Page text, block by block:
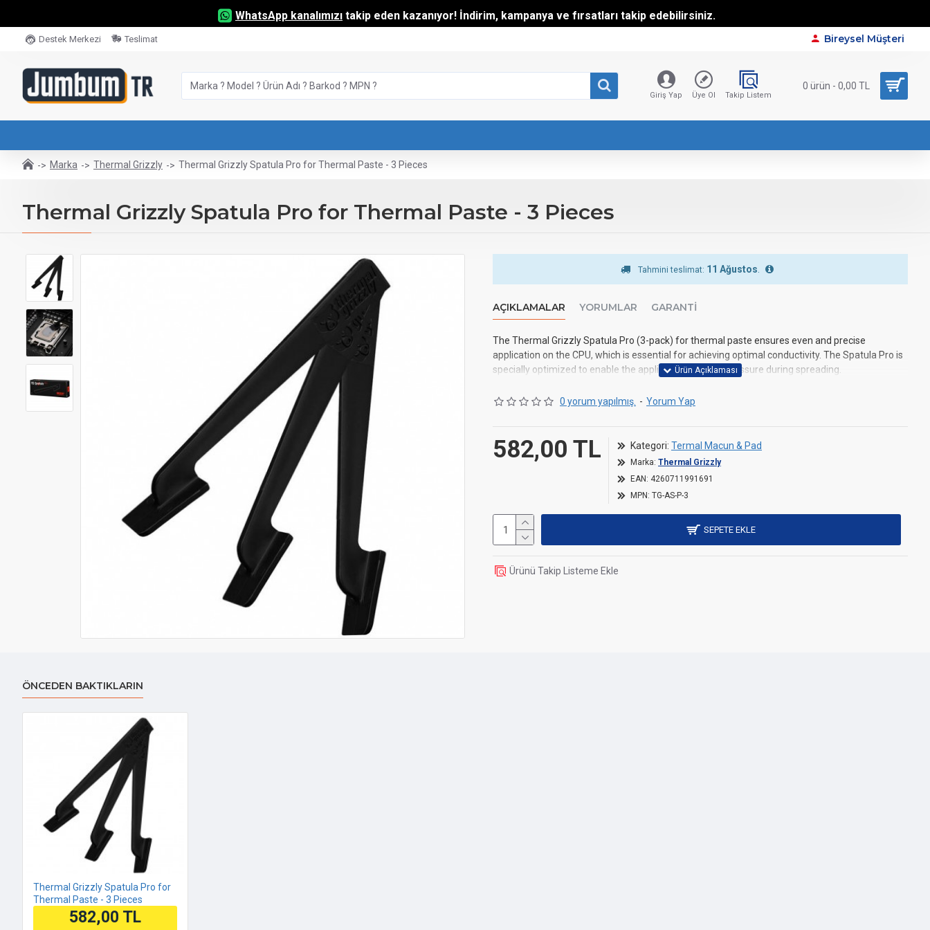
WhatsApp kanalımızı takip eden kazanıyor! İndirim, kampanya ve fırsatları takip edebilirsiniz.
Destek Merkezi Teslimat Bireysel Müşteri
Giriş Yap Üye Ol Takip Listem
0 ürün - 0,00 TL
Marka Thermal Grizzly Thermal Grizzly Spatula Pro for Thermal Paste - 3 Pieces
Thermal Grizzly Spatula Pro for Thermal Paste - 3 Pieces
Tahmini teslimat: 11 Ağustos
AÇIKLAMALAR YORUMLAR GARANTI
The Thermal Grizzly Spatula Pro (3-pack) for thermal paste ensures even and precise
application on the CPU, which is essential for achieving optimal conductivity. The Spatula Pro is
specially optimized to enable the application of more pressure during spreading.
0 yorum yapılmış. - Yorum Yap
582,00 TL Kategori: Termal Macun & Pad
Marka: Thermal Grizzly
EAN: 4260711991691
MPN: TG-AS-P-3
SEPETE EKLE
Ürünü Takip Listeme Ekle
ÖNCEDEN BAKTIKLARIN
Thermal Grizzly Spatula Pro for
Thermal Paste - 3 Pieces
582,00 TL